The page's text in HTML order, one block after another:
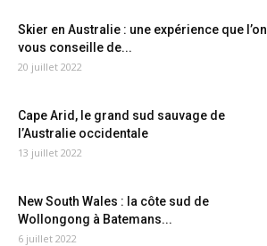
Skier en Australie : une expérience que l’on
vous conseille de...
20 juillet 2022
Cape Arid, le grand sud sauvage de
l’Australie occidentale
13 juillet 2022
New South Wales : la côte sud de
Wollongong à Batemans...
6 juillet 2022